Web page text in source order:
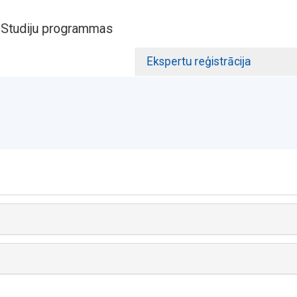
Studiju programmas
Ekspertu reģistrācija